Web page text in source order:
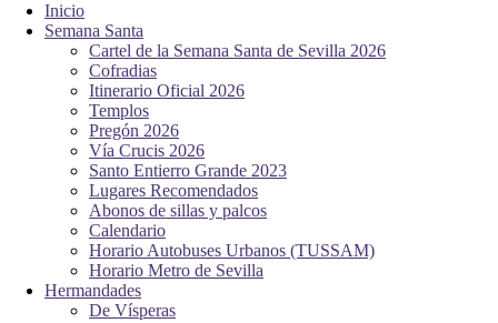
Inicio
Semana Santa
Cartel de la Semana Santa de Sevilla 2026
Cofradias
Itinerario Oficial 2026
Templos
Pregón 2026
Vía Crucis 2026
Santo Entierro Grande 2023
Lugares Recomendados
Abonos de sillas y palcos
Calendario
Horario Autobuses Urbanos (TUSSAM)
Horario Metro de Sevilla
Hermandades
De Vísperas